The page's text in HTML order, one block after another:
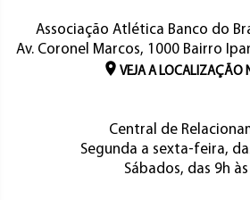
Associação Atlética Banco do
Av. Coronel Marcos, 1000 Bairro
VEJA A LOCALIZAÇÃO
Central de
Segunda a sexta-feira,
Sábados, das 9h